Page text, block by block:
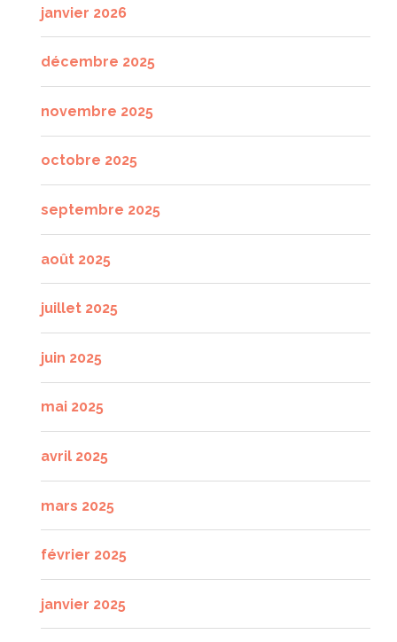
janvier 2026
décembre 2025
novembre 2025
octobre 2025
septembre 2025
août 2025
juillet 2025
juin 2025
mai 2025
avril 2025
mars 2025
février 2025
janvier 2025